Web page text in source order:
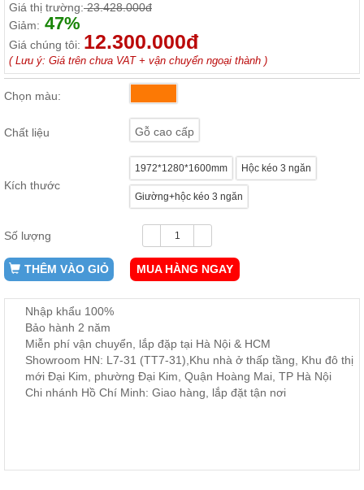
điểm
Nội
Thất
Phòng
Ăn
ghế
Ban
Công,
Vườn
Phụ
Giá thị trường:23.428.000đ
Giảm: 47%
Giá chúng tôi: 12.300.000đ
( Lưu ý: Giá trên chưa VAT + vận chuyển ngoại thành )
Chọn màu:
Chất liệu Gỗ cao cấp
Kích thước
1972*1280*1600mm Hộc kéo 3 ngăn
Giường+hộc kéo 3 ngăn
Số lượng
THÊM VÀO GIỎ MUA HÀNG NGAY
Nhập khẩu 100%
Bảo hành 2 năm
Miễn phí vận chuyển, lắp đặp tại Hà Nội & HCM
Showroom HN: L7-31 (TT7-31),Khu nhà ở thấp tầng, Khu đô thị
mới Đại Kim, phường Đại Kim, Quận Hoàng Mai, TP Hà Nội
Chi nhánh Hồ Chí Minh: Giao hàng, lắp đặt tận nơi